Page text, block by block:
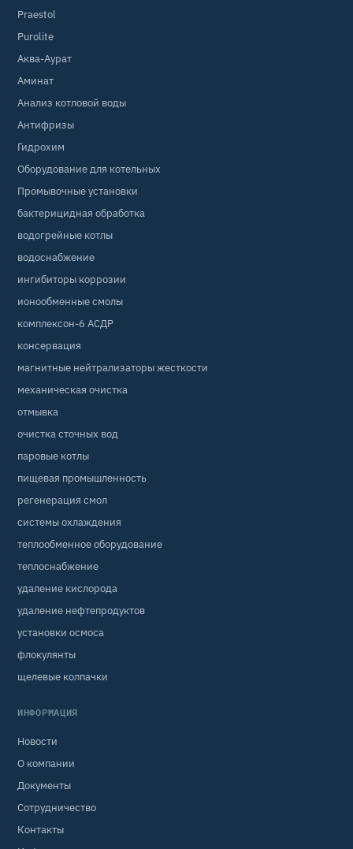
Praestol
Purolite
Аква-Аурат
Аминат
Анализ котловой воды
Антифризы
Гидрохим
Оборудование для котельных
Промывочные установки
бактерицидная обработка
водогрейные котлы
водоснабжение
ингибиторы коррозии
ионообменные смолы
комплексон-6 АСДР
консервация
магнитные нейтрализаторы жесткости
механическая очистка
отмывка
очистка сточных вод
паровые котлы
пищевая промышленность
регенерация смол
системы охлаждения
теплообменное оборудование
теплоснабжение
удаление кислорода
удаление нефтепродуктов
установки осмоса
флокулянты
щелевые колпачки
ИНФОРМАЦИЯ
Новости
О компании
Документы
Сотрудничество
Контакты